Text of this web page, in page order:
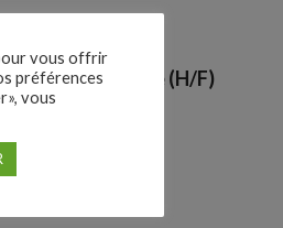
en agriculture (H/F)
vous offrir
préférences
vous